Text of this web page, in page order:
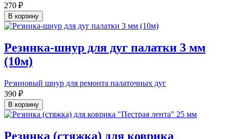
270 ₽
В корзину
Резинка-шнур для дуг палатки 3 мм
(10м)
Резиновый шнур для ремонта палаточных дуг
390 ₽
В корзину
Резинка (стяжка) для коврика